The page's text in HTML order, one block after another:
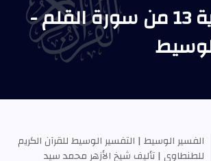
تفسير الآية 13 من سورة القلم -
الفسير الوسيط | التفسير الوسيط للقرآن الكريم
للطنطاوي | تأليف شيخ الأزهر محمد سيد